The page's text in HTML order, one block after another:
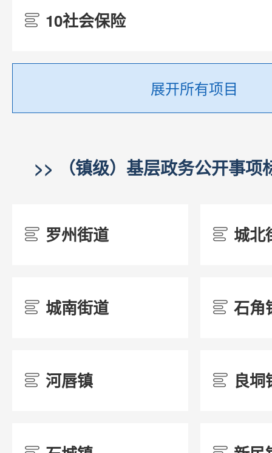
/ 10社会保险
/ 12农村集体土地征收
/ 13生态环境
/ 14保障性住房
/ 15国有土地上房屋征收与补偿
展开所有项目
>> （镇级）基层政务公开事项
/ 罗州街道 / 城北
/ 城南街道 / 石角
/ 河唇镇 / 良垌